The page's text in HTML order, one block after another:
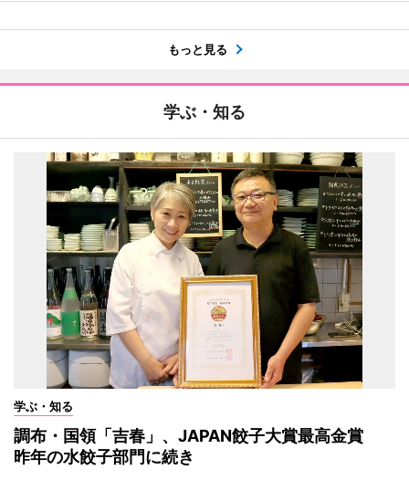
もっと見る
学ぶ・知る
学ぶ・知る
調布・国領「吉春」、JAPAN餃子大賞最高金賞
昨年の水餃子部門に続き